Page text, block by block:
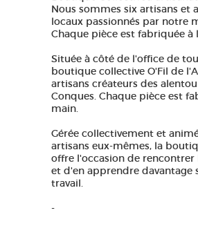
Nous sommes six artisans et
locaux passionnés par notre
Chaque pièce est fabriquée à
Située à côté de l'office de
boutique collective O'Fil de
artisans créateurs des
Conques. Chaque pièce est
main.
Gérée collectivement et
artisans eux-mêmes, la
offre l'occasion de rencontrer
et d'en apprendre davantage
travail.
-